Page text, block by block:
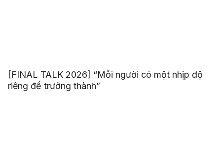
[FINAL TALK 2026] “Mỗi người có một nhịp độ
riêng để trưởng thành”